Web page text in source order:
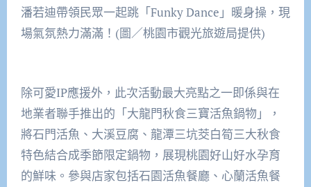
潘若迪帶領民眾一起跳「Funky Dance」暖身操，現
場氣氛熱力滿滿！(圖／桃園市觀光旅遊局提供)
除可愛IP應援外，此次活動最大亮點之一即係與在
地業者聯手推出的「大龍門秋食三寶活魚鍋物」，
將石門活魚、大溪豆腐、龍潭三坑茭白筍三大秋食
特色結合成季節限定鍋物，展現桃園好山好水孕育
的鮮味。參與店家包括石園活魚餐廳、心蘭活魚餐